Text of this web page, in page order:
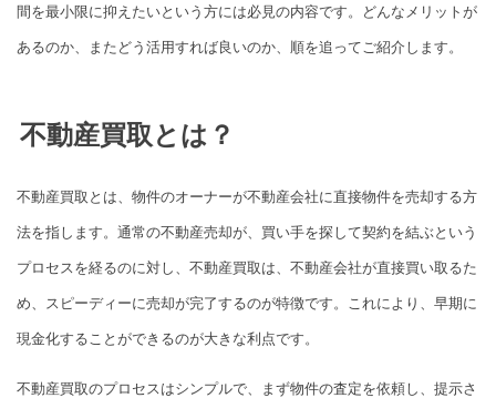
間を最小限に抑えたいという方には必見の内容です。どんなメリットが
あるのか、またどう活用すれば良いのか、順を追ってご紹介します。
不動産買取とは？
不動産買取とは、物件のオーナーが不動産会社に直接物件を売却する方
法を指します。通常の不動産売却が、買い手を探して契約を結ぶという
プロセスを経るのに対し、不動産買取は、不動産会社が直接買い取るた
め、スピーディーに売却が完了するのが特徴です。これにより、早期に
現金化することができるのが大きな利点です。
不動産買取のプロセスはシンプルで、まず物件の査定を依頼し、提示さ